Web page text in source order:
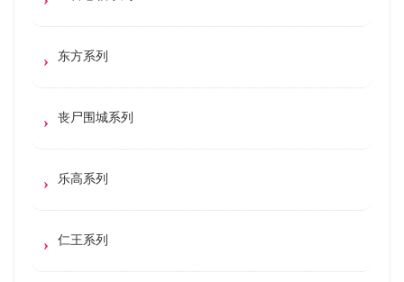
东方系列
丧尸围城系列
乐高系列
仁王系列